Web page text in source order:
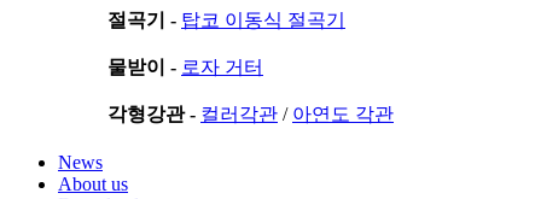
절곡기 - 탑코 이동식 절곡기
물받이 - 로자 거터
각형강관 - 컬러각관 / 아연도 각관
News
About us